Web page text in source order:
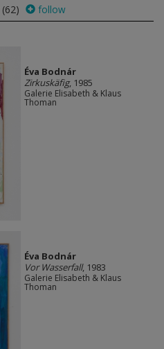
(62) follow
Éva Bodnár
Zirkuskäfig, 1985
Galerie Elisabeth & Klaus
Thoman
Éva Bodnár
Vor Wasserfall, 1983
Galerie Elisabeth & Klaus
Thoman